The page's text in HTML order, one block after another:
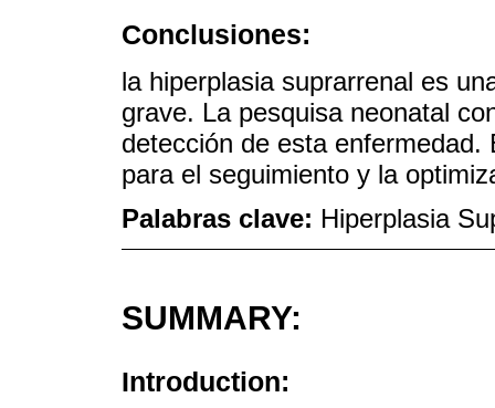
Conclusiones:
la hiperplasia suprarrenal es
grave. La pesquisa neonatal
detección de esta
para el seguimiento y la
Palabras clave: Hiperplasia
SUMMARY:
Introduction: